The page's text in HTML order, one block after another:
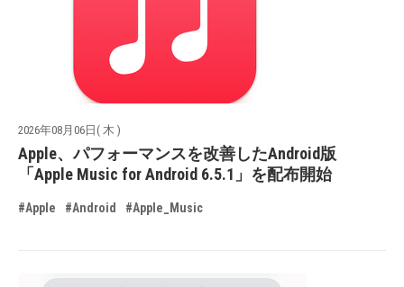
2026年08月06日( 木 )
Apple、パフォーマンスを改善したAndroid版
「Apple Music for Android 6.5.1」を配布開始
#Apple #Android #Apple_Music